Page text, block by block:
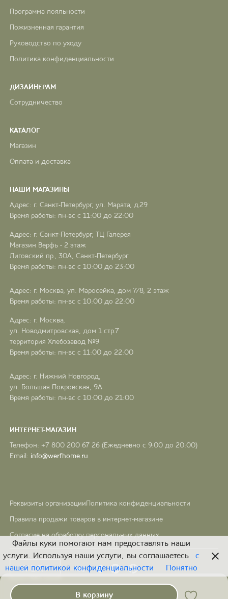
В корзину
Программа лояльности
Пожизненная гарантия
Руководство по уходу
Политика конфиденциальности
ДИЗАЙНЕРАМ
Сотрудничество
КАТАЛОГ
Магазин
Оплата и доставка
НАШИ МАГАЗИНЫ
Адрес: г. Санкт-Петербург, ул. Марата, д.29
Время работы: пн-вс с 11:00 до 22:00
Адрес: г. Санкт-Петербург, ТЦ Галерея
Магазин Верфь - 2 этаж
Лиговский пр., 30А, Санкт-Петербург
Время работы: пн-вс с 10:00 до 23:00
Адрес: г. Москва, ул. Маросейка, дом 7/8, 2 этаж
Время работы: пн-вс с 10:00 до 22:00
Адрес: г. Москва,
ул. Новодмитровская, дом 1 стр.7
территория Хлебозавод №9
Время работы: пн-вс с 11:00 до 22:00
Адрес: г. Нижний Новгород,
ул. Большая Покровская, 9А
Время работы: пн-вс с 10:00 до 21:00
ИНТЕРНЕТ-МАГАЗИН
Телефон: +7 800 200 67 26 (Ежедневно с 9:00 до 20:00)
Email: info@werfhome.ru
Реквизиты организации Политика конфиденциальности
Правила продажи товаров в интернет-магазине
Согласие на обработку персональных данных
Файлы куки помогают нам предоставлять наши
услуги. Используя наши услуги, вы соглашаетесь
с
нашей политикой конфиденциальности
Понятно